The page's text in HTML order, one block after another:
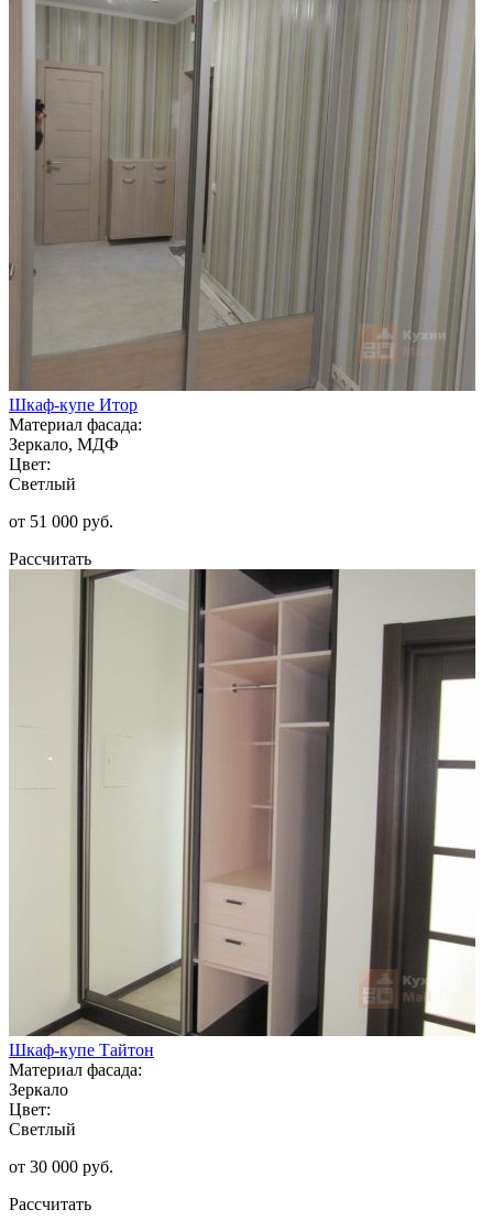
Шкаф-купе Итор
Материал фасада:
Зеркало, МДФ
Цвет:
Светлый
от 51 000 руб.
Рассчитать
Шкаф-купе Тайтон
Материал фасада:
Зеркало
Цвет:
Светлый
от 30 000 руб.
Рассчитать